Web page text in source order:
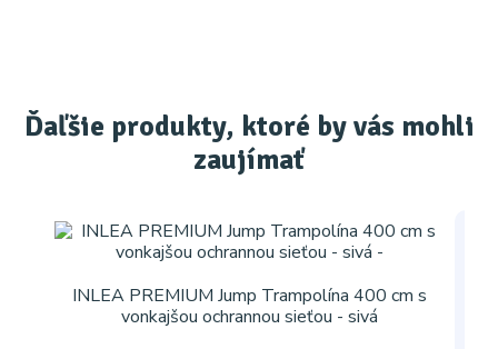
Ďaľšie produkty, ktoré by vás mohli
zaujímať
INLEA PREMIUM Jump Trampolína 400 cm s
vonkajšou ochrannou sieťou - sivá